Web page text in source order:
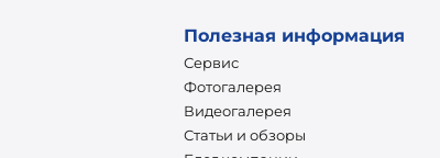
Полезная информация
Сервис
Фотогалерея
Видеогалерея
Статьи и обзоры